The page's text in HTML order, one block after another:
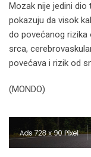
Mozak nije jedini dio
pokazuju da visok
do povećanog rizika
srca,
povećava i rizik od
(MONDO)